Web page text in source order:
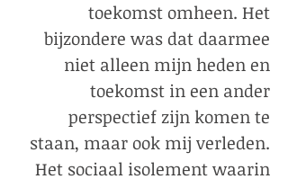
toekomst omheen. Het
bijzondere was dat daarmee
niet alleen mijn heden en
toekomst in een ander
perspectief zijn komen te
staan, maar ook mij verleden.
Het sociaal isolement waarin